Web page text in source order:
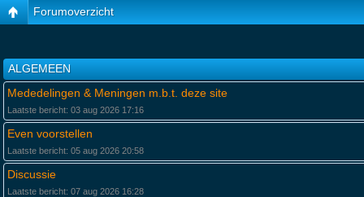
Forumoverzicht
ALGEMEEN
Mededelingen & Meningen m.b.t. deze site
Laatste bericht: 03 aug 2026 17:16
Even voorstellen
Laatste bericht: 05 aug 2026 20:58
Discussie
Laatste bericht: 07 aug 2026 16:28